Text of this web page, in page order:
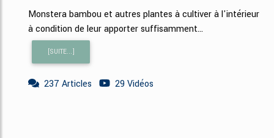
Monstera bambou et autres plantes à cultiver à l'intérieur
à condition de leur apporter suffisamment...
[SUITE...]
237 Articles 29 Vidéos